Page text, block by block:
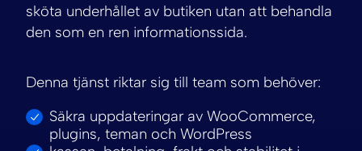
sköta underhållet av butiken utan att behandla
den som en ren informationssida.
Denna tjänst riktar sig till team som behöver:
Säkra uppdateringar av WooCommerce,
plugins, teman och WordPress